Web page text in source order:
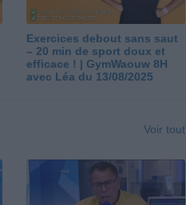
Exercices debout sans saut
– 20 min de sport doux et
efficace ! | GymWaouw 8H
avec Léa du 13/08/2025
Voir tout